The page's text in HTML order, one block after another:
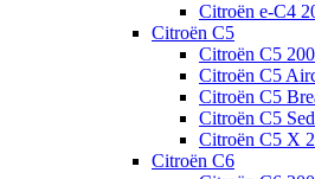
Citroën e-C4
Citroën C5
Citroën C5
Citroën C5
Citroën C5
Citroën C5
Citroën C5 X
Citroën C6